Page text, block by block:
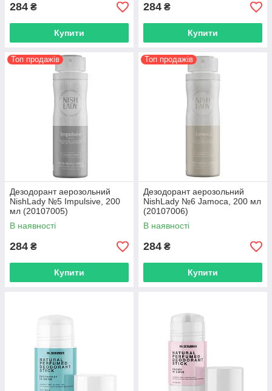
284 ₴
Купити
284 ₴
Купити
Топ продажів
Дезодорант аерозольний
NishLady №5 Impulsive, 200
мл (20107005)
В наявності
284 ₴
Купити
Топ продажів
Дезодорант аерозольний
NishLady №6 Jamoca, 200 мл
(20107006)
В наявності
284 ₴
Купити